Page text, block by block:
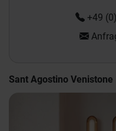
+49
Sant Agostino